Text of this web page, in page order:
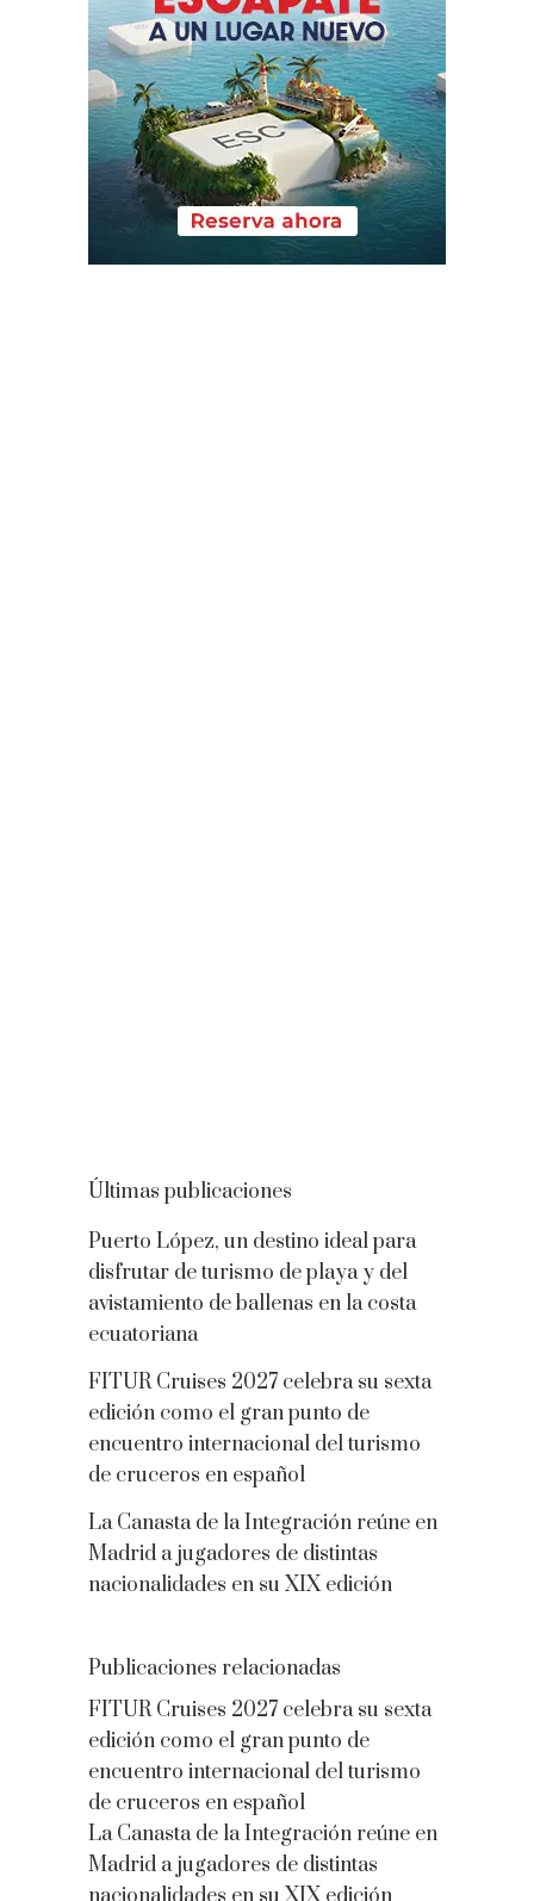
Últimas publicaciones
Puerto López, un destino ideal para
disfrutar de turismo de playa y del
avistamiento de ballenas en la costa
ecuatoriana
FITUR Cruises 2027 celebra su sexta
edición como el gran punto de
encuentro internacional del turismo
de cruceros en español
La Canasta de la Integración reúne en
Madrid a jugadores de distintas
nacionalidades en su XIX edición
Publicaciones relacionadas
FITUR Cruises 2027 celebra su sexta
edición como el gran punto de
encuentro internacional del turismo
de cruceros en español
La Canasta de la Integración reúne en
Madrid a jugadores de distintas
nacionalidades en su XIX edición